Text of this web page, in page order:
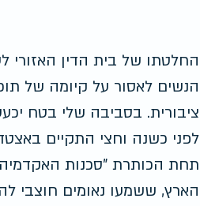
החלטתו של בית הדין האזורי
הנשים לאסור על קיומה של
ציבורית. בסביבה שלי בטח
לפני כשנה וחצי התקיים
תחת הכותרת "סכנות
הארץ, ששמעו נאומים חוצבי